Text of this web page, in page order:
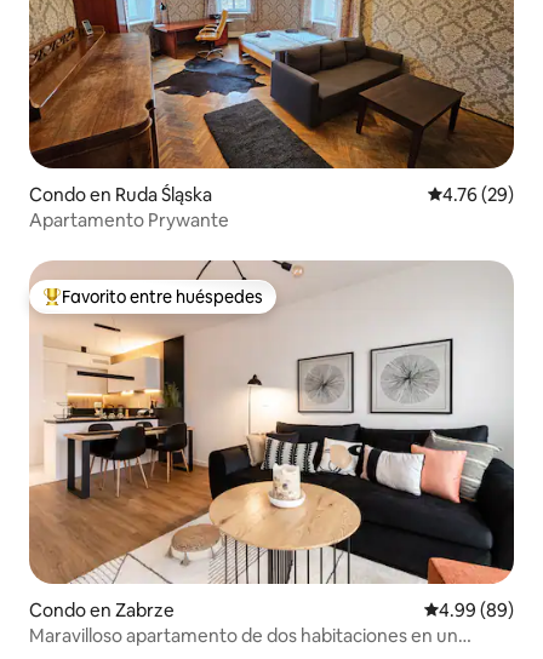
Condo en Ruda Śląska Calificación
4.76 (29)
Apartamento Prywante
Favorito entre huéspedes preferido
Favorito entre huéspedes
Condo en Zabrze Calificación
4.99 (89)
Maravilloso apartamento de dos habitaciones en un